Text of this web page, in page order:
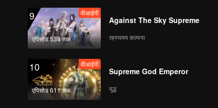
9
एपिसोड 534 तक
वीआईपी
Against The Sky Supreme
रहस्यमय कल्पना
10
एपिसोड 611 तक
वीआईपी
Supreme God Emperor
युद्ध